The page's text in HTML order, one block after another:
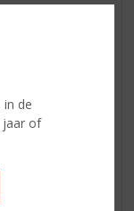
de
jaar of